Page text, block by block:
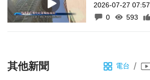
2026-07-27 07:57
0
593
其他新聞 電台 /